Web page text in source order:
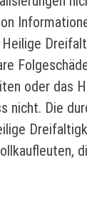
Heilige
oder das
nicht. Die